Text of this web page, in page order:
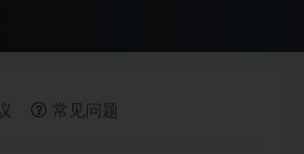
常见问题